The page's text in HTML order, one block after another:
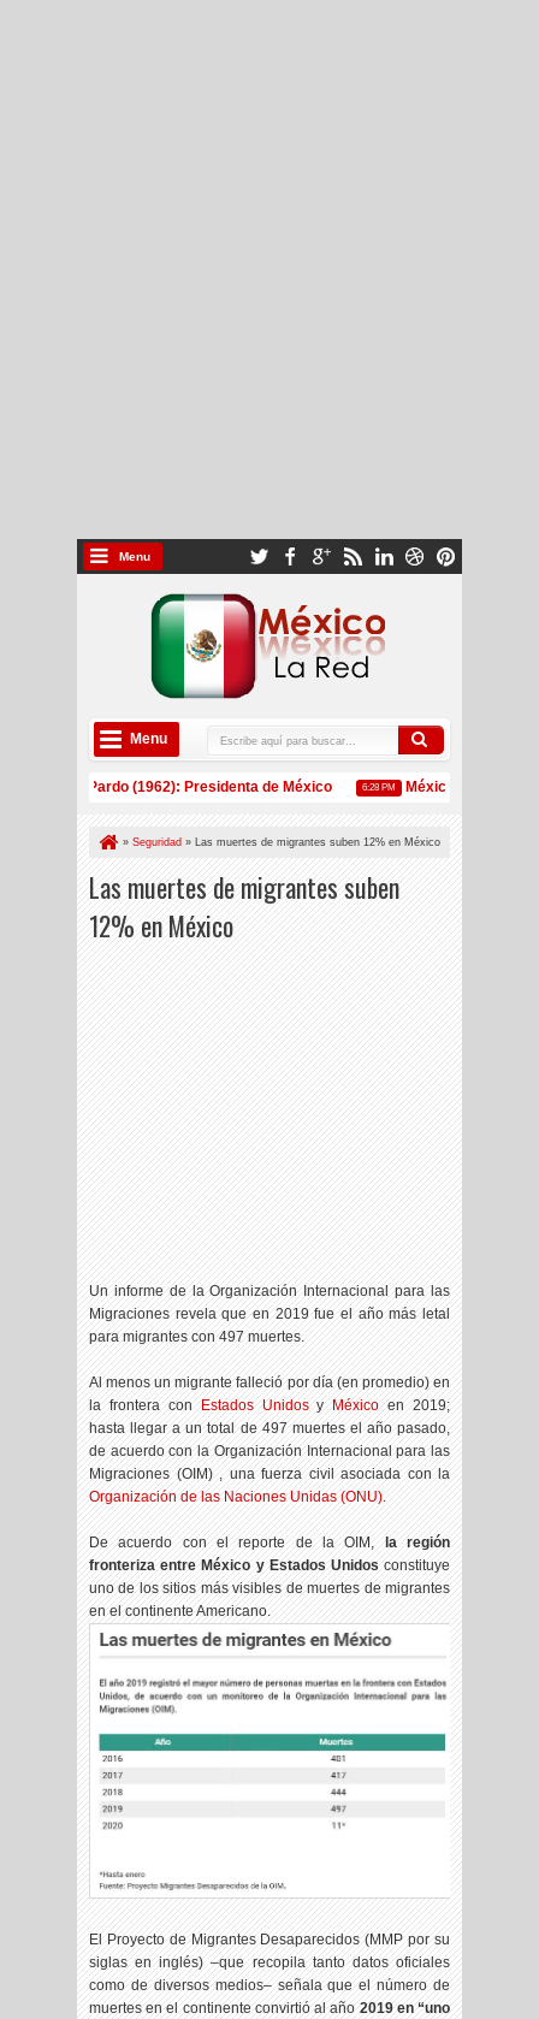
Menu
Menu
Pardo (1962): Presidenta de México 6:28 PM
México: Estos son
por primera vez a China como principal exportador de EE UU desde
» Seguridad » Las muertes de migrantes suben 12% en México
Las muertes de migrantes suben
12% en México
Un informe de la Organización Internacional para las
Migraciones revela que en 2019 fue el año más letal
para migrantes con 497 muertes.
Al menos un migrante falleció por día (en promedio) en
la frontera conEstados UnidosyMéxicoen 2019;
hasta llegar a un total de 497 muertes el año pasado,
de acuerdo con la Organización Internacional para las
Migraciones (OIM) , una fuerza civil asociada con la
Organización de las Naciones Unidas (ONU).
De acuerdo con el reporte de la OIM,la región
fronteriza entre México y Estados Unidosconstituye
uno de los sitios más visibles de muertes de migrantes
en el continente Americano.
El Proyecto de Migrantes Desaparecidos (MMP por su
siglas en inglés) –que recopila tanto datos oficiales
como de diversos medios– señala que el número de
muertes en el continente convirtió al año2019 en “uno